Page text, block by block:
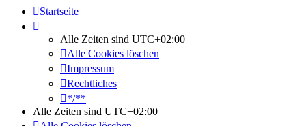
Startseite
Alle Zeiten sind UTC+02:00
Alle Cookies löschen
Impressum
Rechtliches
*/**
Alle Zeiten sind UTC+02:00